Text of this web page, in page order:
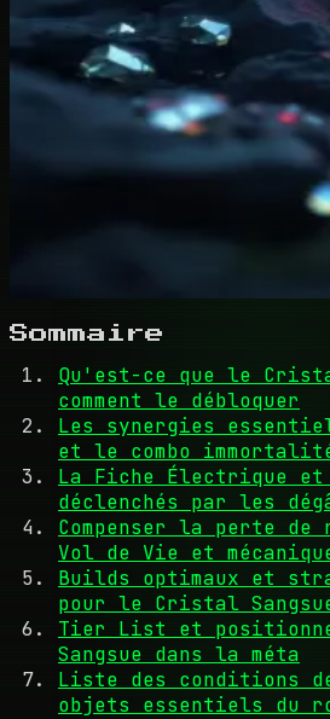
Sommaire
Qu'est-ce que le
comment le débloquer
Les synergies
et le combo
La Fiche Électrique
déclenchés par les
Compenser la perte de
Vol de Vie et
Builds optimaux et
pour le Cristal
Tier List et
Sangsue dans la méta
Liste des conditions
objets essentiels du